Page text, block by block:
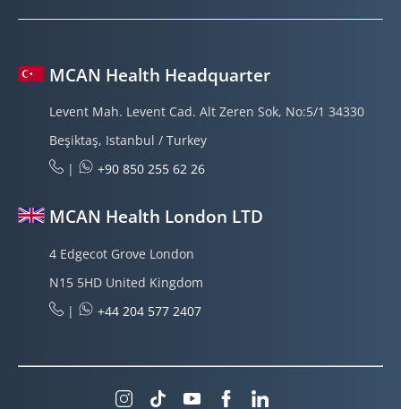
MCAN Health Headquarter
Levent Mah. Levent Cad. Alt Zeren Sok, No:5/1 34330
Beşiktaş, Istanbul / Turkey
|
+90 850 255 62 26
MCAN Health London LTD
4 Edgecot Grove London
N15 5HD United Kingdom
|
+44 204 577 2407